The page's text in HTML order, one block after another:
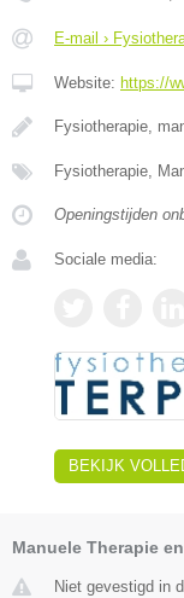
E-mail ›
Website: https://
Fysiotherapie,
Fysiotherapie,
Openingstijden
Sociale media:
BEKIJK
Manuele Therapie
Niet gevestigd in